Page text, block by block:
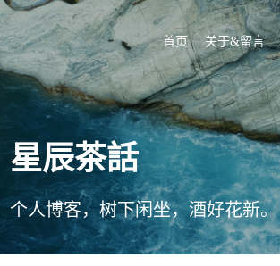
首页 关于&留言
星辰茶話
个人博客，树下闲坐，酒好花新。